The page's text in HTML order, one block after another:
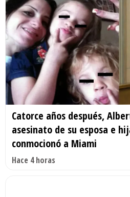
Catorce años después,
asesinato de su esposa e
conmocionó a Miami
Hace 4 horas